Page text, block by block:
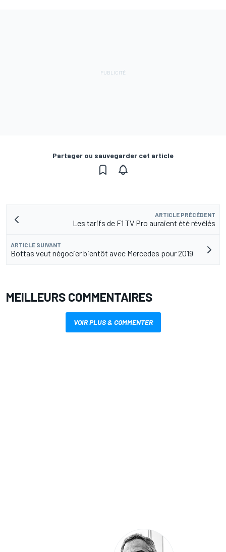
Partager ou sauvegarder cet article
ARTICLE PRÉCÉDENT
Les tarifs de F1 TV Pro auraient été révélés
ARTICLE SUIVANT
Bottas veut négocier bientôt avec Mercedes pour 2019
MEILLEURS COMMENTAIRES
VOIR PLUS & COMMENTER